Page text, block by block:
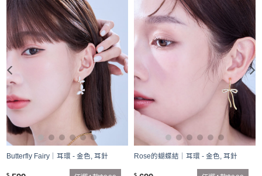
Butterfly Fairy｜耳環 - 金色, 耳針 Rose的蝴蝶結｜耳環 - 金色, 耳針